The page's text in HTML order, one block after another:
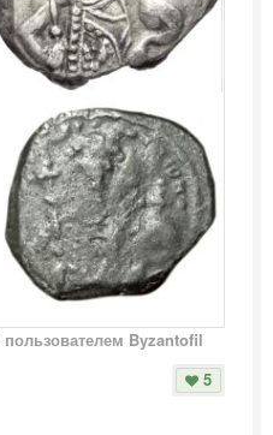
пользователем Byzantofil
5